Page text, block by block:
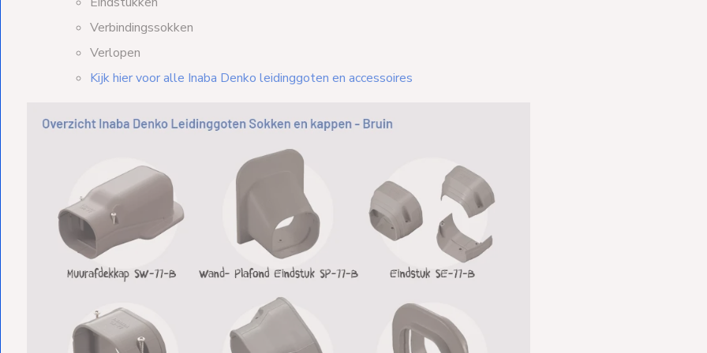
Verbindingssokken
Verlopen
Kijk hier voor alle Inaba Denko leidinggoten en accessoires